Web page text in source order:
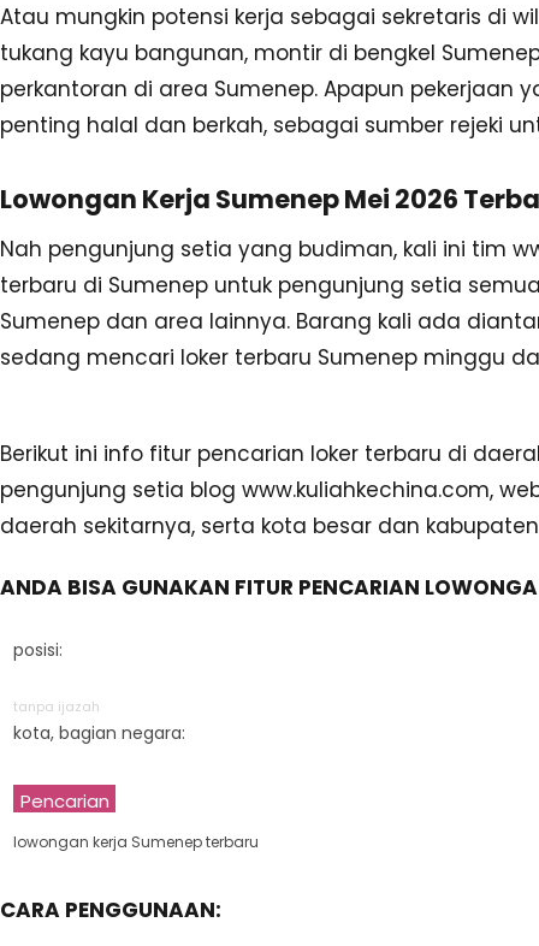
Atau mungkin potensi kerja sebagai sekretaris di
tukang kayu bangunan, montir di bengkel
perkantoran di area Sumenep. Apapun pekerjaan
penting halal dan berkah, sebagai sumber rejeki
Lowongan Kerja Sumenep Mei 2026
Nah pengunjung setia yang budiman, kali ini tim
terbaru di Sumenep untuk pengunjung setia
Sumenep dan area lainnya. Barang kali ada
sedang mencari loker terbaru Sumenep minggu
Berikut ini info fitur pencarian loker terbaru di
pengunjung setia blog www.kuliahkechina.com,
daerah sekitarnya, serta kota besar dan
ANDA BISA GUNAKAN FITUR PENCARIAN
posisi:
tanpa ijazah
kota, bagian negara:
Pencarian
lowongan kerja Sumenep terbaru
CARA PENGGUNAAN: